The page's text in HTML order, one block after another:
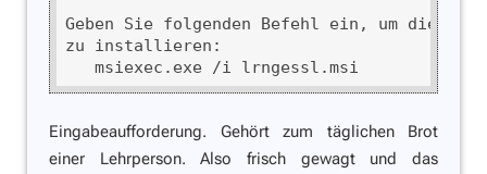
Geben Sie folgenden Befehl ein, um die
zu installieren:
   msiexec.exe /i lrngessl.msi
Eingabeaufforderung. Gehört zum täglichen Brot
einer Lehrperson. Also frisch gewagt und das